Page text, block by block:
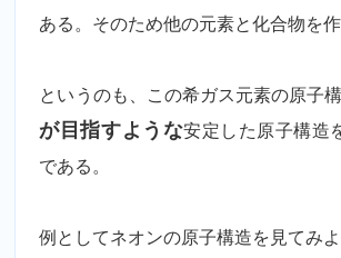
ある。そのため他の元素と化合物を作
というのも、この希ガス元素の原子
が目指すような安定した原子構造
である。
例としてネオンの原子構造を見てみ